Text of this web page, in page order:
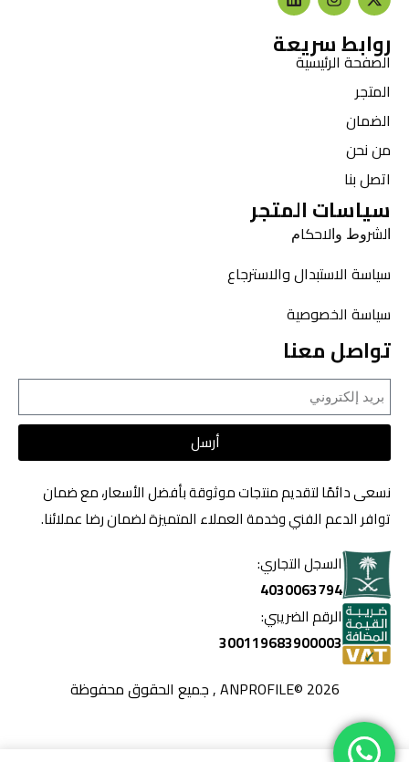
روابط سريعة
الصفحة الرئيسية
المتجر
الضمان
من نحن
اتصل بنا
سياسات المتجر
ﺍﻟﺸﺮﻭﻁ ﻭﺍﻻﺣﻜﺎﻡ
سياسة الاستبدال والاسترجاع
سياسة الخصوصية
تواصل معنا
أرسل
نسعى دائمًا لتقديم منتجات موثوقة بأفضل الأسعار، مع ضمان
توافر الدعم الفني وخدمة العملاء المتميزة لضمان رضا عملائنا.
السجل التجاري:
4030063794
الرقم الضريبي:
300119683900003
2026 ©ANPROFILE , جميع الحقوق محفوظة